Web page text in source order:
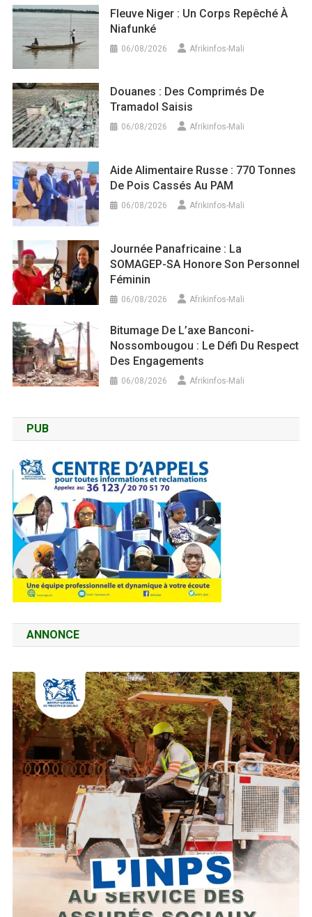
Fleuve Niger : Un Corps Repêché À
Niafunké
06/08/2026 Afrikinfos-Mali
Douanes : Des Comprimés De
Tramadol Saisis
06/08/2026 Afrikinfos-Mali
Aide Alimentaire Russe : 770 Tonnes
De Pois Cassés Au PAM
06/08/2026 Afrikinfos-Mali
Journée Panafricaine : La
SOMAGEP-SA Honore Son Personnel
Féminin
06/08/2026 Afrikinfos-Mali
Bitumage De L’axe Banconi-
Nossombougou : Le Défi Du Respect
Des Engagements
06/08/2026 Afrikinfos-Mali
PUB
ANNONCE